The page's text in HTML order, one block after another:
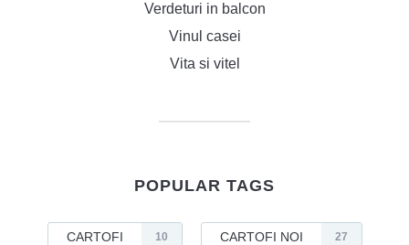
Verdeturi in balcon
Vinul casei
Vita si vitel
POPULAR TAGS
CARTOFI 10 CARTOFI NOI 27